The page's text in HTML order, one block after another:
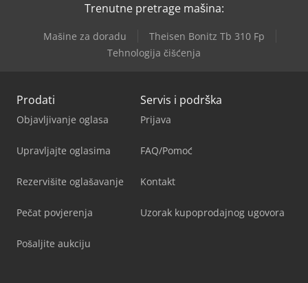
Trenutne pretrage mašina:
Mašine za doradu
Theisen Bonitz Tb 310 Fp
Tehnologija čišćenja
Prodati
Objavljivanje oglasa
Upravljajte oglasima
Rezervišite oglašavanje
Pečat povjerenja
Pošaljite aukciju
Servis i podrška
Prijava
FAQ/Pomoć
Kontakt
Uzorak kupoprodajnog ugovora